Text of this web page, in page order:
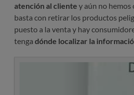
atención al cliente y aún no hemos
basta con retirar los productos
puesto a la venta y hay
tenga dónde localizar la